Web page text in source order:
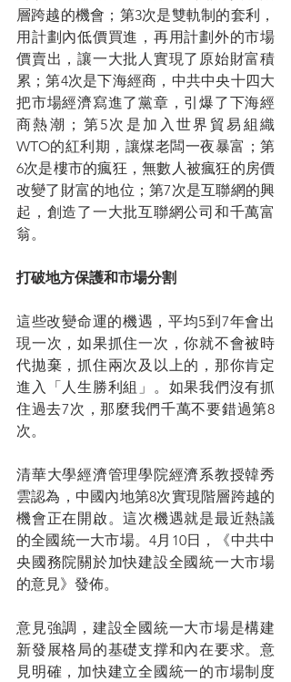
層跨越的機會；第3次是雙軌制的套利，
用計劃內低價買進，再用計劃外的市場
價賣出，讓一大批人實現了原始財富積
累；第4次是下海經商，中共中央十四大
把市場經濟寫進了黨章，引爆了下海經
商熱潮；第5次是加入世界貿易組織
WTO的紅利期，讓煤老闆一夜暴富；第
6次是樓市的瘋狂，無數人被瘋狂的房價
改變了財富的地位；第7次是互聯網的興
起，創造了一大批互聯網公司和千萬富
翁。
打破地方保護和市場分割
這些改變命運的機遇，平均5到7年會出
現一次，如果抓住一次，你就不會被時
代拋棄，抓住兩次及以上的，那你肯定
進入「人生勝利組」。如果我們沒有抓
住過去7次，那麼我們千萬不要錯過第8
次。
清華大學經濟管理學院經濟系教授韓秀
雲認為，中國內地第8次實現階層跨越的
機會正在開啟。這次機遇就是最近熱議
的全國統一大市場。4月10日，《中共中
央國務院關於加快建設全國統一大市場
的意見》發佈。
意見強調，建設全國統一大市場是構建
新發展格局的基礎支撑和內在要求。意
見明確，加快建立全國統一的市場制度